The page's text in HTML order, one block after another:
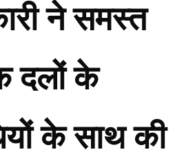
ने समस्त
दलों के
के साथ की